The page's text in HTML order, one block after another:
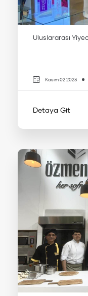
Uluslararası
Kasım 02 2023
Detaya Git